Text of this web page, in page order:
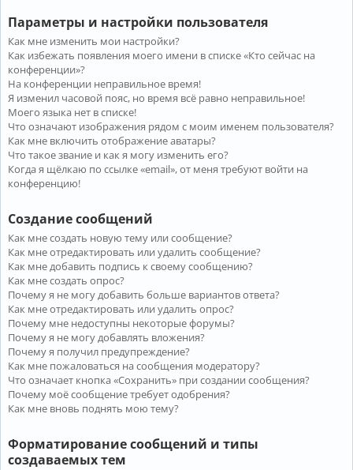
Параметры и настройки пользователя
Как мне изменить мои настройки?
Как избежать появления моего имени в списке «Кто сейчас на
конференции»?
На конференции неправильное время!
Я изменил часовой пояс, но время всё равно неправильное!
Моего языка нет в списке!
Что означают изображения рядом с моим именем пользователя?
Как мне включить отображение аватары?
Что такое звание и как я могу изменить его?
Когда я щёлкаю по ссылке «email», от меня требуют войти на
конференцию!
Создание сообщений
Как мне создать новую тему или сообщение?
Как мне отредактировать или удалить сообщение?
Как мне добавить подпись к своему сообщению?
Как мне создать опрос?
Почему я не могу добавить больше вариантов ответа?
Как мне отредактировать или удалить опрос?
Почему мне недоступны некоторые форумы?
Почему я не могу добавлять вложения?
Почему я получил предупреждение?
Как мне пожаловаться на сообщения модератору?
Что означает кнопка «Сохранить» при создании сообщения?
Почему моё сообщение требует одобрения?
Как мне вновь поднять мою тему?
Форматирование сообщений и типы
создаваемых тем